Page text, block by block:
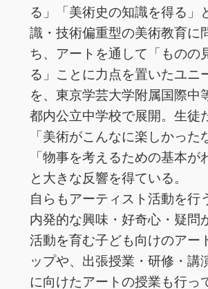
る」「美術史の知識を得る」
識・技術偏重型の美術教育に
ち、アートを通して「ものの
る」ことに力点を置いたユニ
を、東京学芸大学附属国際中
都内公立中学校で展開。生徒
「美術がこんなに楽しかった
「物事を考えるための基本が
と大きな反響を得ている。
自らもアーティスト活動を行
内発的な興味・好奇心・疑問
活動を育む子ども向けのアー
ップや、出張授業・研修・講
に向けたアートの授業も行っ